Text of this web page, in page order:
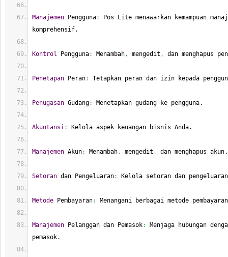
Manajemen Pengguna:
Pos Lite menawarkan kemampuan
komprehensif.
Kontrol Pengguna: Menambah, mengedit , dan menghapus
Penetapan Peran: Tetapkan peran dan izin kepada
Penugasan Gudang: Menetapkan gudang ke pengguna.
Akuntansi: Kelola aspek keuangan bisnis Anda.
Manajemen Akun: Menambah, mengedit , dan menghapus akun.
Setoran dan Pengeluaran: Kelola setoran dan
Metode Pembayaran: Menangani berbagai metode
Manajemen Pelanggan dan Pemasok:
Menjaga hubungan
pemasok.